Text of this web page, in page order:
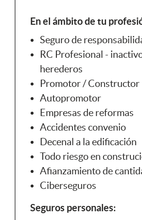
En el ámbito de tu
Seguro de
RC Profesional -
herederos
Promotor / Constructor
Autopromotor
Empresas de reformas
Accidentes convenio
Decenal a la edificación
Todo riesgo en
Afianzamiento de
Ciberseguros
Seguros personales: